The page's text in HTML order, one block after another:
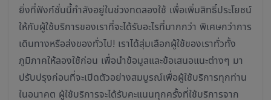
ยิ่งที่ฟังก์ชั่นนี้กำลังอยู่ในช่วงทดลองใช้ เพื่อเพิ่มสิทธิ์ประโยชน์
ให้กับผู้ใช้บริการของเราที่จะได้รับอะไรที่มากกว่า พิเศษกว่าการ
เดินทางหรือส่งของทั่วไป! เราได้สุ่มเลือกผู้ใช้ของเราทั่วทั้ง
ภูมิภาคให้ลองใช้ก่อน เพื่อนำข้อมูลและข้อเสนอแนะต่างๆ มา
ปรับปรุงก่อนที่จะเปิดตัวอย่างสมบูรณ์เพื่อผู้ใช้บริการทุกท่าน
ในอนาคต ผู้ใช้บริการจะได้รับคะแนนทุกครั้งที่ใช้บริการจาก